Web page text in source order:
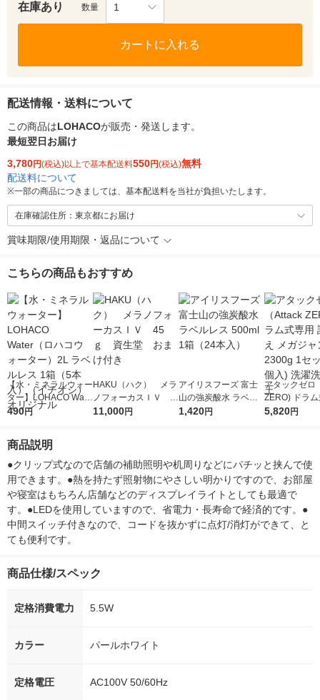
在庫あり 数量 1
カートに入れる
配送情報・送料について
この商品はLOHACOが販売・発送します。
最短翌日お届け
3,780円(税込)以上で基本配送料550円(税込)無料
配送料について
※一部の商品につきましては、基本配送料を当社が負担いたします。
在庫確認住所：東京都にお届け
賞味期限/使用期限・返品について
こちらの商品もおすすめ
【水・ミネラルウォー
ター】LOHACO Wate
r（ロハコウォータ
シ） オリジナル
490円
HAKU（ハク） メラ
ノフォーカスＩＶ 4
5ｇ 資生堂 おまけ
11,000円
アイリスフーズ 富士
山の強炭酸水 ラベル
レス 500ml 1箱（24
1,420円
アタックゼロ
ZERO) ドラ
詰め替え メガ
5,820円
商品説明
●クリップ式なので店舗の補助照明や机周りなどにパチッと挟んで使
用できます。●熱を持たず照射物にやさしい明かりですので、お部屋
や寝室はもちろん店舗などのディスプレイライトとしても最適で
す。●LEDを使用していますので、省電力・長寿命で経済的です。●
中間スイッチ付きなので、コードを抜かずに点灯/消灯ができて、と
ても便利です。
商品仕様/スペック
定格消費電力 5.5W
カラー パールホワイト
定格電圧 AC100V 50/60Hz